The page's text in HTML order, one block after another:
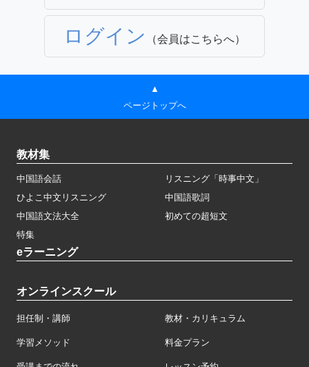
ログイン （会員はこちらへ）
▲
ページトップへ
教材集
中国語会話
リスニング「時事中文」
ひよこ中文リスニング
中国語歌詞
中国語文法大全
初めての超短文
特集
eラーニング
オンラインスクール
担任制・講師 教材・カリキュラム
学習メソッド 料金プラン